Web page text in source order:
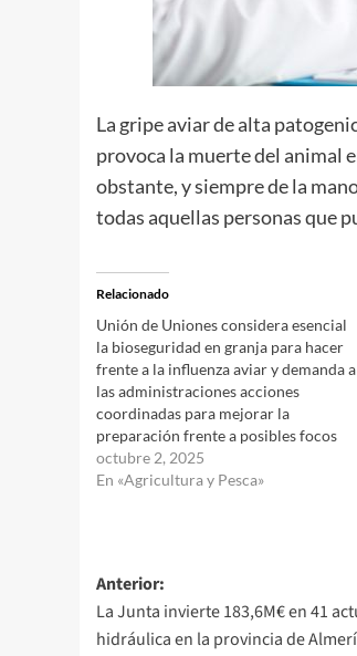
La gripe aviar de alta
provoca la muerte del animal
obstante, y siempre de la
todas aquellas personas que
Relacionado
Unión de Uniones considera esencial
la bioseguridad en granja para hacer
frente a la influenza aviar y demanda a
las administraciones acciones
coordinadas para mejorar la
preparación frente a posibles focos
octubre 2, 2025
En «Agricultura y Pesca»
Navegación
de
Anterior:
La Junta invierte 183,6M€ en 41
hidráulica en la provincia de